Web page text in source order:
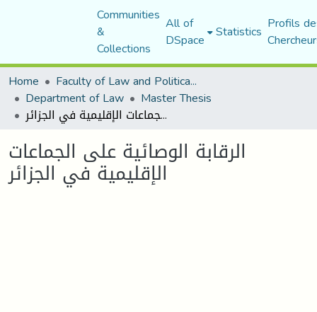
Communities
&
Collections
All of
DSpace Statistics Profils
Home
Faculty of Law and Political Science
Department of Law Master Thesis
الرقابة الوصائية على الجماعات الإقليمية في الجزائر
الرقابة الوصائية على الجماعات
الإقليمية في الجزائر